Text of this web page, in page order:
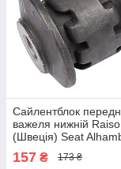
Сайлентблок
важеля нижній Raiso
(Швеція) Seat
VAN, Сеат
#RL-1K0182E
157 ₴ 173 ₴